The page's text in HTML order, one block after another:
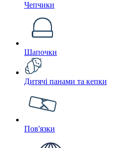
Чепчики
Шапочки
Дитячі панами та кепки
Пов'язки